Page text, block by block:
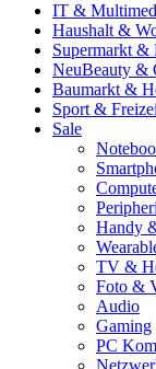
IT &
Haushalt &
Supermarkt &
NeuBeauty &
Baumarkt &
Sport &
Sale
Handy
TV &
Foto &
Audio
Gaming
PC